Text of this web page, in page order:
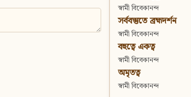
স্বামী বিবেকানন্দ
সর্ববস্তুতে ব্রহ্মদর্শন
স্বামী বিবেকানন্দ
বহুত্বে একত্ব
স্বামী বিবেকানন্দ
অমৃতত্ব
স্বামী বিবেকানন্দ